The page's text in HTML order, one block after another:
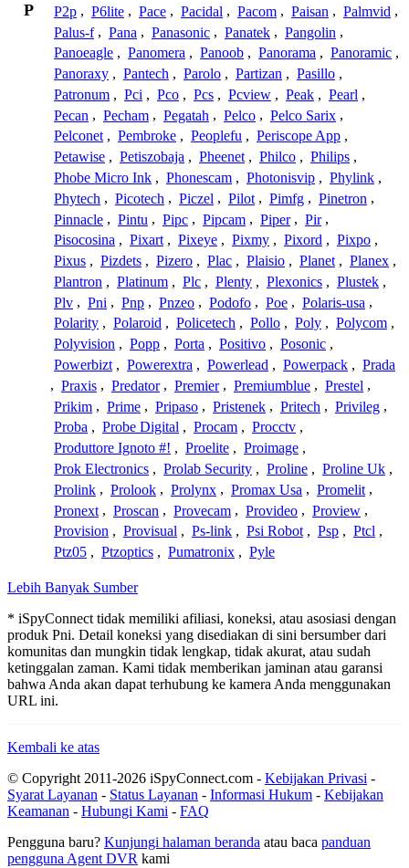
P P2p , P6lite , Pace , Pacidal , Pacom , Paisan , Palmvid ,
Palus-f , Pana , Panasonic , Panatek , Pangolin ,
Panoeagle , Panomera , Panoob , Panorama , Panoramic ,
Panoraxy , Pantech , Parolo , Partizan , Pasillo ,
Patronum , Pci , Pco , Pcs , Pcview , Peak , Pearl ,
Pecan , Pecham , Pegatah , Pelco , Pelco Sarix ,
Pelconet , Pembroke , Peoplefu , Periscope App ,
Petawise , Petiszobaja , Pheenet , Philco , Philips ,
Phobe Micro Ink , Phonescam , Photonisvip , Phylink ,
Phytech , Picotech , Piczel , Pilot , Pimfg , Pinetron ,
Pinnacle , Pintu , Pipc , Pipcam , Piper , Pir ,
Pisocosina , Pixart , Pixeye , Pixmy , Pixord , Pixpo ,
Pixus , Pizdets , Pizero , Plac , Plaisio , Planet , Planex ,
Plantron , Platinum , Plc , Plenty , Plexonics , Plustek ,
Plv , Pni , Pnp , Pnzeo , Podofo , Poe , Polaris-usa ,
Polarity , Polaroid , Policetech , Pollo , Poly , Polycom ,
Polyvision , Popp , Porta , Positivo , Posonic ,
Powerbizt , Powerextra , Powerlead , Powerpack , Prada
, Praxis , Predator , Premier , Premiumblue , Prestel ,
Prikim , Prime , Pripaso , Pristenek , Pritech , Privileg ,
Proba , Probe Digital , Procam , Procctv ,
Produttore Ignoto #! , Proelite , Proimage ,
Prok Electronics , Prolab Security , Proline , Proline Uk ,
Prolink , Prolook , Prolynx , Promax Usa , Promelit ,
Pronext , Proscan , Provecam , Provideo , Proview ,
Provision , Provisual , Ps-link , Psi Robot , Psp , Ptcl ,
Ptz05 , Ptzoptics , Pumatronix , Pyle
Lebih Banyak Sumber
* iSpyConnect tidak memiliki afiliasi, koneksi, atau asosiasi dengan
produk Pni. Detail koneksi yang disediakan di sini bersumber dari
komunitas dan mungkin tidak lengkap, tidak akurat, atau sudah
ketinggalan zaman. Kami tidak memberikan jaminan atau garansi
bahwa Anda akan dapat terhubung ke kamera Anda menggunakan
URL ini.
Kembali ke atas
© Copyright 2011-2026 iSpyConnect.com - Kebijakan Privasi -
Syarat Layanan - Status Layanan - Informasi Hukum - Kebijakan
Keamanan - Hubungi Kami - FAQ
Pengguna baru? Kunjungi halaman beranda atau baca panduan
pengguna Agent DVR kami